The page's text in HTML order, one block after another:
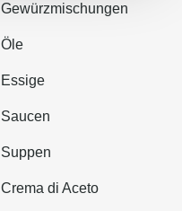
Gewürzmischungen
Öle
Essige
Saucen
Suppen
Crema di Aceto